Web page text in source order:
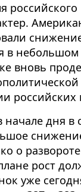
в
вновь
начале дня
о
рост
уже